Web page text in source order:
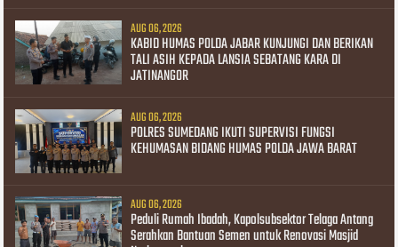
AUG 06, 2026
KABID HUMAS POLDA JABAR KUNJUNGI DAN BERIKAN
TALI ASIH KEPADA LANSIA SEBATANG KARA DI
JATINANGOR
AUG 06, 2026
POLRES SUMEDANG IKUTI SUPERVISI FUNGSI
KEHUMASAN BIDANG HUMAS POLDA JAWA BARAT
AUG 06, 2026
Peduli Rumah Ibadah, Kapolsubsektor Telaga Antang
Serahkan Bantuan Semen untuk Renovasi Masjid